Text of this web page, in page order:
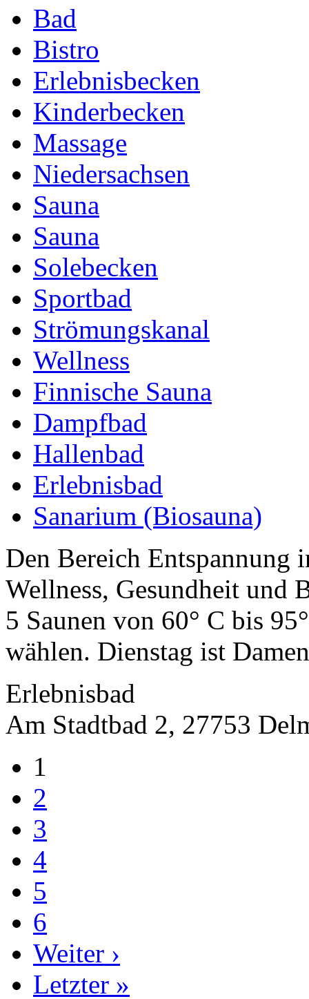
Bad
Bistro
Erlebnisbecken
Kinderbecken
Massage
Niedersachsen
Sauna
Sauna
Solebecken
Sportbad
Strömungskanal
Wellness
Finnische Sauna
Dampfbad
Hallenbad
Erlebnisbad
Sanarium (Biosauna)
Den Bereich Entspannung
Wellness, Gesundheit und
5 Saunen von 60° C bis
wählen. Dienstag ist
Erlebnisbad
Am Stadtbad 2, 27753
1
2
3
4
5
6
Weiter ›
Letzter »